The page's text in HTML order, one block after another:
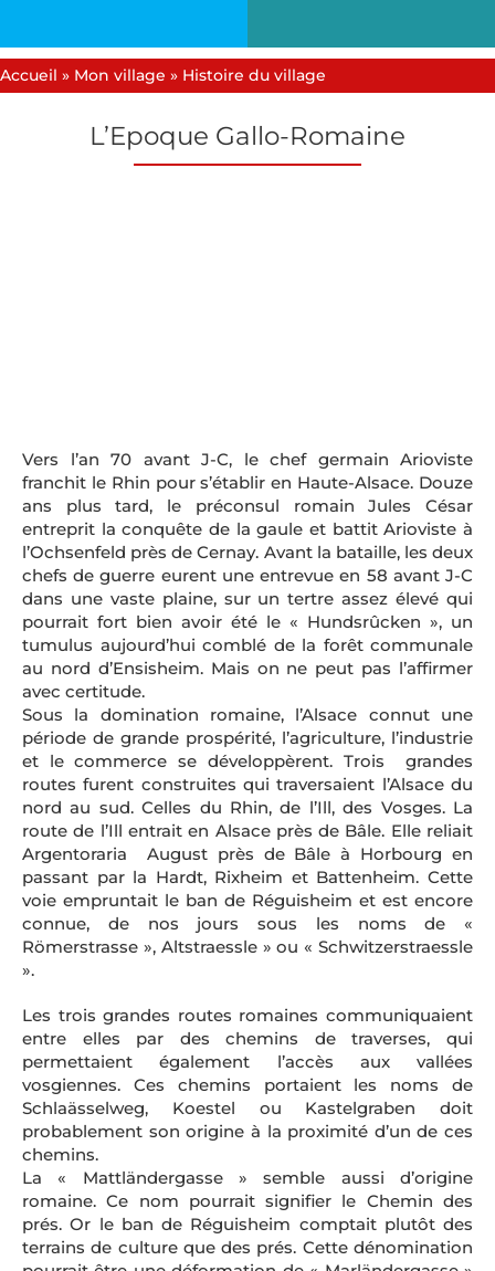
Accueil » Mon village » Histoire du village
L’Epoque Gallo-Romaine
Vers l’an 70 avant J-C, le chef germain Arioviste
franchit le Rhin pour s’établir en Haute-Alsace. Douze
ans plus tard, le préconsul romain Jules César
entreprit la conquête de la gaule et battit Arioviste à
l’Ochsenfeld près de Cernay. Avant la bataille, les deux
chefs de guerre eurent une entrevue en 58 avant J-C
dans une vaste plaine, sur un tertre assez élevé qui
pourrait fort bien avoir été le « Hundsrûcken », un
tumulus aujourd’hui comblé de la forêt communale
au nord d’Ensisheim. Mais on ne peut pas l’affirmer
avec certitude.
Sous la domination romaine, l’Alsace connut une
période de grande prospérité, l’agriculture, l’industrie
et le commerce se développèrent. Trois grandes
routes furent construites qui traversaient l’Alsace du
nord au sud. Celles du Rhin, de l’Ill, des Vosges. La
route de l’Ill entrait en Alsace près de Bâle. Elle reliait
Argentoraria August près de Bâle à Horbourg en
passant par la Hardt, Rixheim et Battenheim. Cette
voie empruntait le ban de Réguisheim et est encore
connue, de nos jours sous les noms de «
Römerstrasse », Altstraessle » ou « Schwitzerstraessle
».
Les trois grandes routes romaines communiquaient
entre elles par des chemins de traverses, qui
permettaient également l’accès aux vallées
vosgiennes. Ces chemins portaient les noms de
Schlaässelweg, Koestel ou Kastelgraben doit
probablement son origine à la proximité d’un de ces
chemins.
La « Mattländergasse » semble aussi d’origine
romaine. Ce nom pourrait signifier le Chemin des
prés. Or le ban de Réguisheim comptait plutôt des
terrains de culture que des prés. Cette dénomination